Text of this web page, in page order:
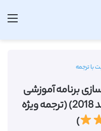
با ترجمه
برنامه آموزشی
مدیریت منابع انسانی (امرالد 2018) (ترجمه ویژه
)